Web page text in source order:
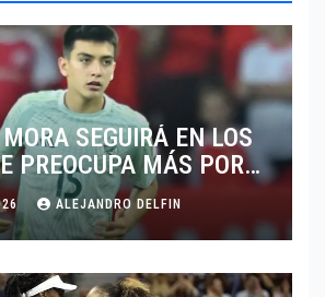
SEGUIRÁ EN LOS
PREOCUPA MÁS POR
EQUIPO.
ALEJANDRO DELFIN